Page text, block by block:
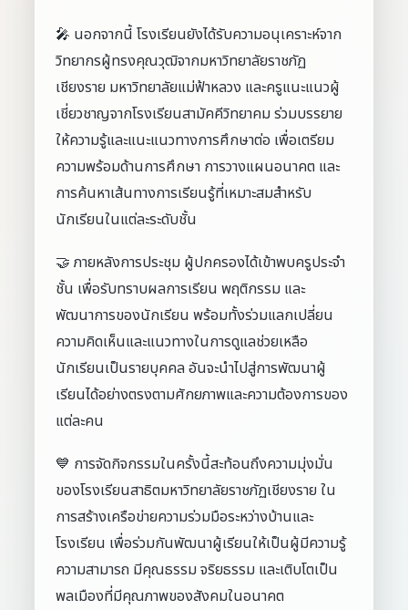
🎤 นอกจากนี้ โรงเรียนยังได้รับความอนุเคราะห์จาก
วิทยากรผู้ทรงคุณวุฒิจากมหาวิทยาลัยราชภัฏ
เชียงราย มหาวิทยาลัยแม่ฟ้าหลวง และครูแนะแนวผู้
เชี่ยวชาญจากโรงเรียนสามัคคีวิทยาคม ร่วมบรรยาย
ให้ความรู้และแนะแนวทางการศึกษาต่อ เพื่อเตรียม
ความพร้อมด้านการศึกษา การวางแผนอนาคต และ
การค้นหาเส้นทางการเรียนรู้ที่เหมาะสมสำหรับ
นักเรียนในแต่ละระดับชั้น
🤝 ภายหลังการประชุม ผู้ปกครองได้เข้าพบครูประจำ
ชั้น เพื่อรับทราบผลการเรียน พฤติกรรม และ
พัฒนาการของนักเรียน พร้อมทั้งร่วมแลกเปลี่ยน
ความคิดเห็นและแนวทางในการดูแลช่วยเหลือ
นักเรียนเป็นรายบุคคล อันจะนำไปสู่การพัฒนาผู้
เรียนได้อย่างตรงตามศักยภาพและความต้องการของ
แต่ละคน
💙 การจัดกิจกรรมในครั้งนี้สะท้อนถึงความมุ่งมั่น
ของโรงเรียนสาธิตมหาวิทยาลัยราชภัฏเชียงราย ใน
การสร้างเครือข่ายความร่วมมือระหว่างบ้านและ
โรงเรียน เพื่อร่วมกันพัฒนาผู้เรียนให้เป็นผู้มีความรู้
ความสามารถ มีคุณธรรม จริยธรรม และเติบโตเป็น
พลเมืองที่มีคุณภาพของสังคมในอนาคต